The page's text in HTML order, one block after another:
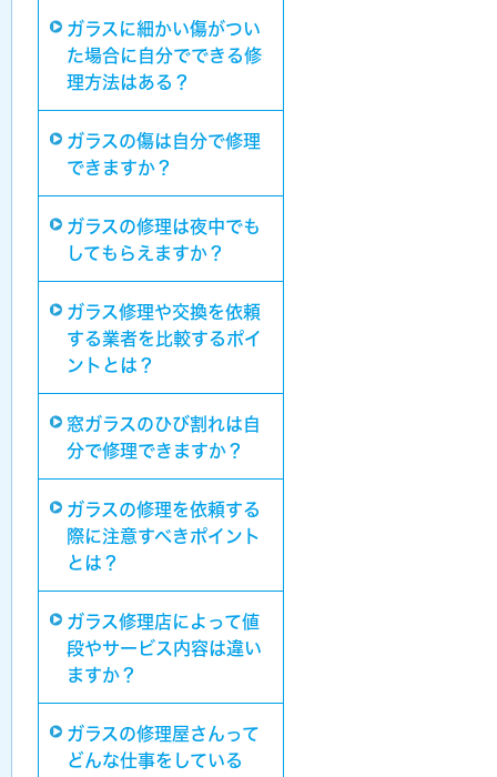
ガラスに細かい傷がつい
た場合に自分でできる修
理方法はある？
ガラスの傷は自分で修理
できますか？
ガラスの修理は夜中でも
してもらえますか？
ガラス修理や交換を依頼
する業者を比較するポイ
ントとは？
窓ガラスのひび割れは自
分で修理できますか？
ガラスの修理を依頼する
際に注意すべきポイント
とは？
ガラス修理店によって値
段やサービス内容は違い
ますか？
ガラスの修理屋さんって
どんな仕事をしている